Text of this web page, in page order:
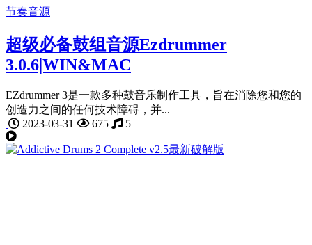
节奏音源
超级必备鼓组音源Ezdrummer
3.0.6|WIN&MAC
EZdrummer 3是一款多种鼓音乐制作工具，旨在消除您和您的
创造力之间的任何技术障碍，并...
2023-03-31
675 5